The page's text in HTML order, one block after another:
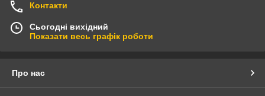
Контакти
Сьогодні вихідний
Показати весь графік роботи
Про нас